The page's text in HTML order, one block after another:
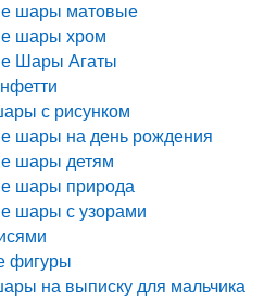
шары матовые
шары хром
Шары Агаты
с рисунком
шары на день рождения
шары детям
шары природа
шары с узорами
фигуры
на выписку для мальчика